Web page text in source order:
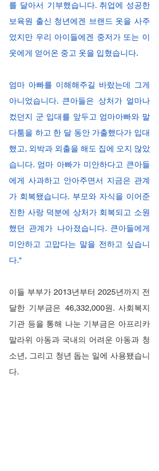
를 달아서 기부했습니다. 취업에 성공한
보육원 출신 청년에겐 브랜드 옷을 사주
었지만 우리 아이들에겐 중저가 또는 이
웃에게 얻어온 중고 옷을 입혔습니다.
엄마 아빠를 이해해주길 바랐는데 그게
아니었습니다. 큰아들은 상처가 얼마나
컸던지 군 입대를 앞두고 엄마아빠와 말
다툼을 하고 한 달 동안 가출했다가 입대
했고, 외박과 외출을 해도 집에 오지 않았
습니다. 엄마 아빠가 미안하다고 큰아들
에게 사과하고 안아주면서 지금은 관계
가 회복됐습니다. 부모와 자식을 이어준
진한 사랑 덕분에 상처가 회복되고 소원
했던 관계가 나아졌습니다. 큰아들에게
미안하고 고맙다는 말을 전하고 싶습니
다."
이들 부부가 2013년부터 2025년까지 전
달한 기부금은 46,332,000원. 사회복지
기관 등을 통해 나눈 기부금은 아프리카
말라위 아동과 국내의 어려운 아동과 청
소년, 그리고 청년 돕는 일에 사용됐습니
다.